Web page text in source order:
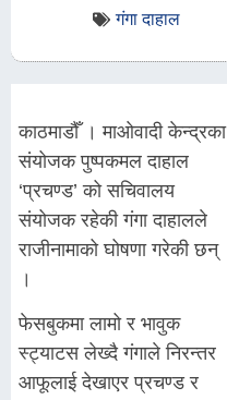
गंगा दाहाल
काठमाडौँ । माओवादी केन्द्रका
संयोजक पुष्पकमल दाहाल
‘प्रचण्ड’ को सचिवालय
संयोजक रहेकी गंगा दाहालले
राजीनामाको घोषणा गरेकी छन्
।
फेसबुकमा लामो र भावुक
स्ट्याटस लेख्दै गंगाले निरन्तर
आफूलाई देखाएर प्रचण्ड र